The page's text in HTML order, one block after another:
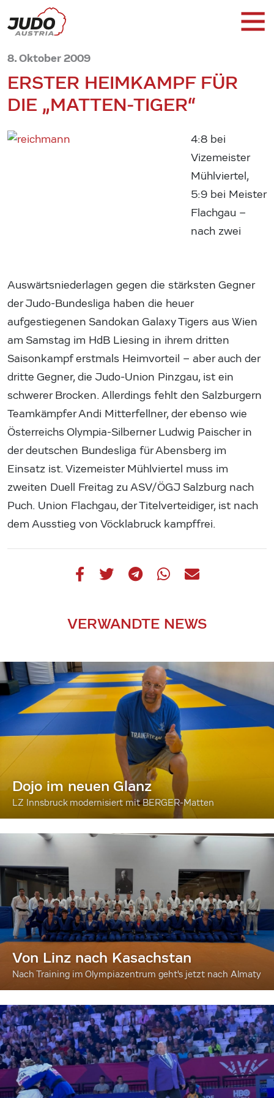
8. Oktober 2009
ERSTER HEIMKAMPF FÜR
DIE „MATTEN-TIGER“
4:8 bei
Vizemeister
Mühlviertel,
5:9 bei Meister
Flachgau –
nach zwei
Auswärtsniederlagen gegen die stärksten Gegner
der Judo-Bundesliga haben die heuer
aufgestiegenen Sandokan Galaxy Tigers aus Wien
am Samstag im HdB Liesing in ihrem dritten
Saisonkampf erstmals Heimvorteil – aber auch der
dritte Gegner, die Judo-Union Pinzgau, ist ein
schwerer Brocken. Allerdings fehlt den Salzburgern
Teamkämpfer Andi Mitterfellner, der ebenso wie
Österreichs Olympia-Silberner Ludwig Paischer in
der deutschen Bundesliga für Abensberg im
Einsatz ist. Vizemeister Mühlviertel muss im
zweiten Duell Freitag zu ASV/ÖGJ Salzburg nach
Puch. Union Flachgau, der Titelverteidiger, ist nach
dem Ausstieg von Vöcklabruck kampffrei.
VERWANDTE NEWS
Dojo im neuen Glanz
LZ Innsbruck modernisiert mit BERGER-Matten
Von Linz nach Kasachstan
Nach Training im Olympiazentrum geht's jetzt nach Almaty